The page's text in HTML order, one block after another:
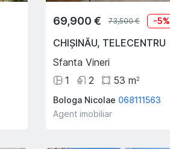
69,900 € 73,500 € -5%
CHIȘINĂU, TELECENTRU
Sfanta Vineri
1
2 53 m2
Bologa Nicolae 068111563
Agent imobiliar